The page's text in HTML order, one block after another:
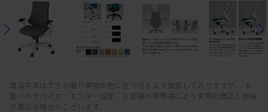
商品写真はできる限り実物の色に近づけるよう徹底しておりますが、 お
使いのデバイス・モニター設定、お部屋の照明等により実際の商品と色味
が異なる場合がございます。